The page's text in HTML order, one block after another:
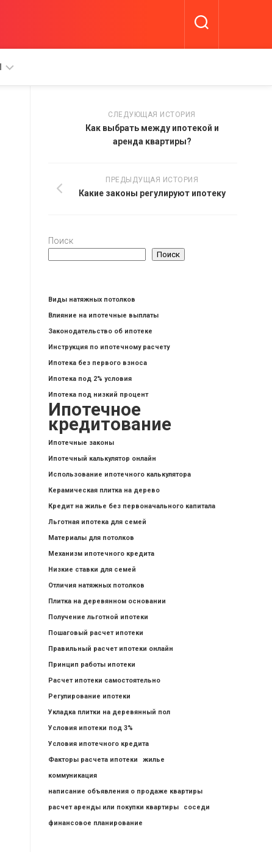
СЛЕДУЮЩАЯ ИСТОРИЯ
Как выбрать между ипотекой и
аренда квартиры?
ПРЕДЫДУЩАЯ ИСТОРИЯ
Какие законы регулируют ипотеку
Поиск
Поиск
Виды натяжных потолков
Влияние на ипотечные выплаты
Законодательство об ипотеке
Инструкция по ипотечному расчету
Ипотека без первого взноса
Ипотека под 2% условия
Ипотека под низкий процент
Ипотечное
кредитование
Ипотечные законы
Ипотечный калькулятор онлайн
Использование ипотечного калькулятора
Керамическая плитка на дерево
Кредит на жилье без первоначального капитала
Льготная ипотека для семей
Материалы для потолков
Механизм ипотечного кредита
Низкие ставки для семей
Отличия натяжных потолков
Плитка на деревянном основании
Получение льготной ипотеки
Пошаговый расчет ипотеки
Правильный расчет ипотеки онлайн
Принцип работы ипотеки
Расчет ипотеки самостоятельно
Регулирование ипотеки
Укладка плитки на деревянный пол
Условия ипотеки под 3%
Условия ипотечного кредита
Факторы расчета ипотеки
жилье
коммуникация
написание объявления о продаже квартиры
расчет аренды или покупки квартиры
соседи
финансовое планирование